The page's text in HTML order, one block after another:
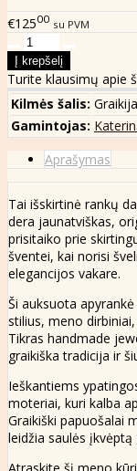
€12500 su PVM
Turite klausimų apie
Kilmės šalis: Graikija
Gamintojas:
Aprašymas
Tai išskirtinė rankų
dera jaunatviškas,
prisitaiko prie
šventei, kai norisi
elegancijos vakare.
Ši auksuota
stilius, meno
Tikras handmade
graikiška tradicija ir
Ieškantiems
moteriai, kuri kalba
Graikiški papuošalai
leidžia saulės